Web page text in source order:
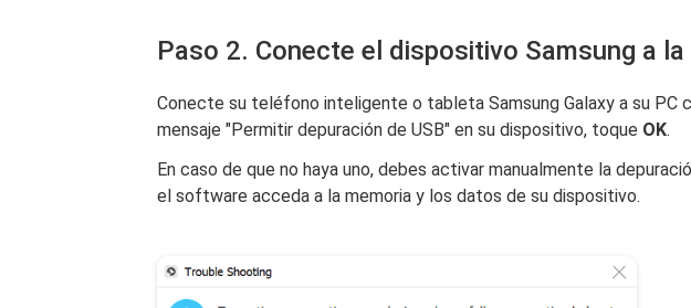
Paso 2. Conecte el dispositivo Samsung a
Conecte su teléfono inteligente o tableta Samsung Galaxy a su PC
mensaje "Permitir depuración de USB" en su dispositivo, toque OK.
En caso de que no haya uno, debes activar manualmente la
el software acceda a la memoria y los datos de su dispositivo.